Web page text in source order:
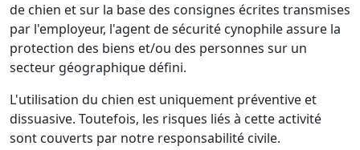
de chien et sur la base des consignes écrites transmises
par l'employeur, l'agent de sécurité cynophile assure la
protection des biens et/ou des personnes sur un
secteur géographique défini.
L'utilisation du chien est uniquement préventive et
dissuasive. Toutefois, les risques liés à cette activité
sont couverts par notre responsabilité civile.